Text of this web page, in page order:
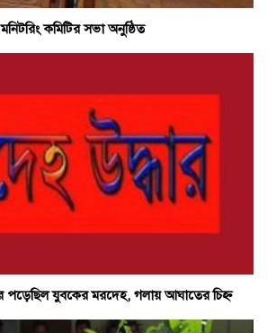
কমিটির সভা অনুষ্ঠিত
পড়েছিল যুবকের মরদেহ, গলায় আঘাতের চিহ্ন